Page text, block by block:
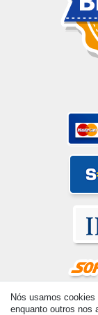
© Copyright
Nós usamos
enquanto outros nos